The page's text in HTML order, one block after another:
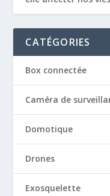
CATÉGORIES
Box connectée
Caméra de
Domotique
Drones
Exosquelette